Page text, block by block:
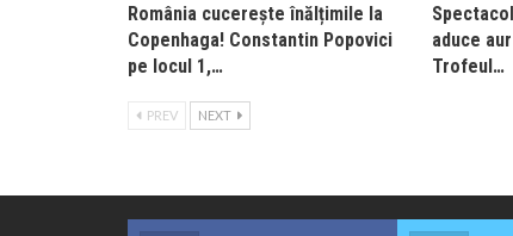
România cucerește înălțimile la
Copenhaga! Constantin Popovici
pe locul 1,…
aduce
Trofeul…
PREV NEXT